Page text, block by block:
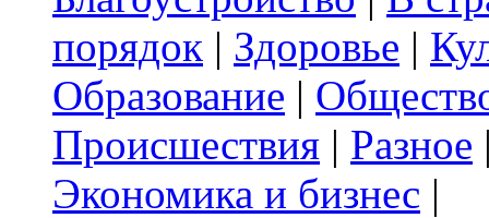
порядок | Здоровье |
Образование |
Происшествия | Разное
Экономика и бизнес |